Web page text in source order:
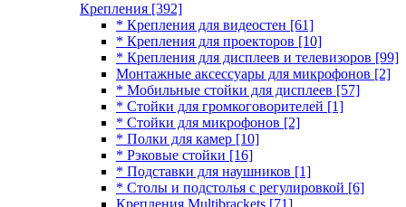
Крепления [392]
* Крепления для видеостен [61]
* Крепления для проекторов [10]
* Крепления для дисплеев и телевизоров [99]
Монтажные аксессуары для микрофонов [2]
* Мобильные стойки для дисплеев [57]
* Стойки для громкоговорителей [1]
* Стойки для микрофонов [2]
* Полки для камер [10]
* Рэковые стойки [16]
* Подставки для наушников [1]
* Столы и подстолья с регулировкой [6]
Крепления Multibrackets [71]